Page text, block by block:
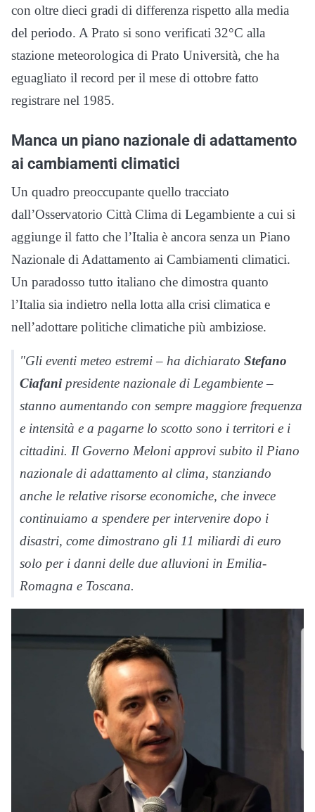
con oltre dieci gradi di differenza rispetto alla media
del periodo. A Prato si sono verificati 32°C alla
stazione meteorologica di Prato Università, che ha
eguagliato il record per il mese di ottobre fatto
registrare nel 1985.
Manca un piano nazionale di adattamento
ai cambiamenti climatici
Un quadro preoccupante quello tracciato
dall’Osservatorio Città Clima di Legambiente a cui si
aggiunge il fatto che l’Italia è ancora senza un Piano
Nazionale di Adattamento ai Cambiamenti climatici.
Un paradosso tutto italiano che dimostra quanto
l’Italia sia indietro nella lotta alla crisi climatica e
nell’adottare politiche climatiche più ambiziose.
"Gli eventi meteo estremi – ha dichiarato Stefano
Ciafanipresidente nazionale di Legambiente –
stanno aumentando con sempre maggiore frequenza
e intensità e a pagarne lo scotto sono i territori e i
cittadini. Il Governo Meloni approvi subito il Piano
nazionale di adattamento al clima, stanziando
anche le relative risorse economiche, che invece
continuiamo a spendere per intervenire dopo i
disastri, come dimostrano gli 11 miliardi di euro
solo per i danni delle due alluvioni in Emilia-
Romagna e Toscana.